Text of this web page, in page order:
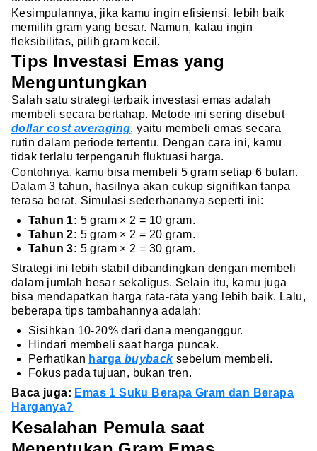
Kesimpulannya, jika kamu ingin efisiensi, lebih baik
memilih gram yang besar. Namun, kalau ingin
fleksibilitas, pilih gram kecil.
Tips Investasi Emas yang
Menguntungkan
Salah satu strategi terbaik investasi emas adalah
membeli secara bertahap. Metode ini sering disebut
dollar cost averaging, yaitu membeli emas secara
rutin dalam periode tertentu. Dengan cara ini, kamu
tidak terlalu terpengaruh fluktuasi harga.
Contohnya, kamu bisa membeli 5 gram setiap 6 bulan.
Dalam 3 tahun, hasilnya akan cukup signifikan tanpa
terasa berat. Simulasi sederhananya seperti ini:
Tahun 1: 5 gram × 2 = 10 gram.
Tahun 2: 5 gram × 2 = 20 gram.
Tahun 3: 5 gram × 2 = 30 gram.
Strategi ini lebih stabil dibandingkan dengan membeli
dalam jumlah besar sekaligus. Selain itu, kamu juga
bisa mendapatkan harga rata-rata yang lebih baik. Lalu,
beberapa tips tambahannya adalah:
Sisihkan 10-20% dari dana menganggur.
Hindari membeli saat harga puncak.
Perhatikan harga buyback sebelum membeli.
Fokus pada tujuan, bukan tren.
Baca juga: Emas 1 Suku Berapa Gram dan Berapa
Harganya?
Kesalahan Pemula saat